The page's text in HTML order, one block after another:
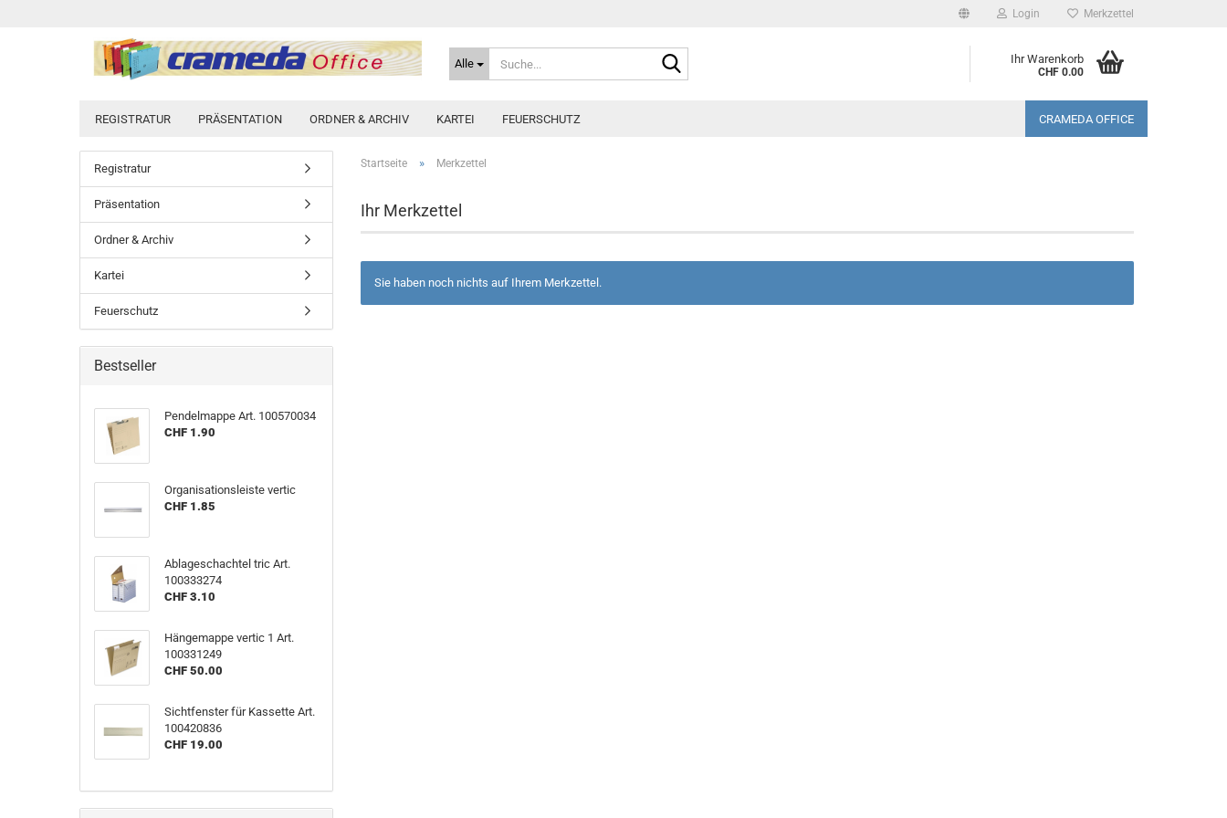
Login Merkzettel
Alle Ihr Warenkorb
CHF 0.00
REGISTRATUR PRÄSENTATION ORDNER & ARCHIV KARTEI FEUERSCHUTZ CRAMEDA OFFICE
Startseite » Merkzettel
Ihr Merkzettel
Sie haben noch nichts auf Ihrem Merkzettel.
Registratur
Präsentation
Ordner & Archiv
Kartei
Feuerschutz
Bestseller
Pendelmappe Art. 100570034
CHF 1.90
Organisationsleiste vertic
CHF 1.85
Ablageschachtel tric Art.
100333274
CHF 3.10
Hängemappe vertic 1 Art.
100331249
CHF 50.00
Sichtfenster für Kassette Art.
100420836
CHF 19.00